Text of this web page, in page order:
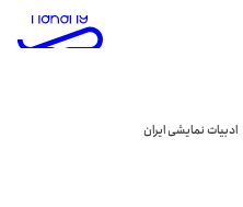
ادبیات نمایشی ایران